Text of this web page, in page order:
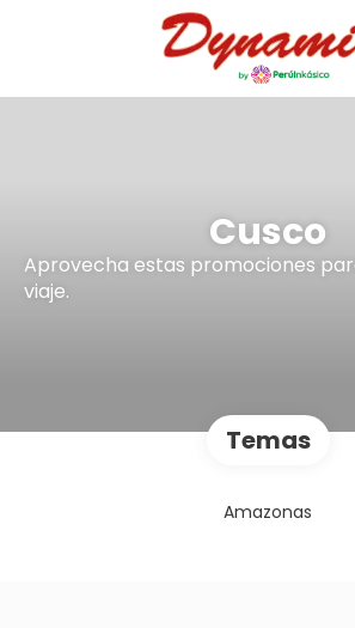
Cusco
Aprovecha estas promociones
viaje.
Temas
Amazonas